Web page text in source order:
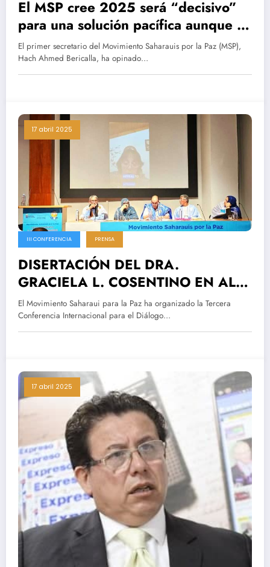
El MSP cree 2025 será “decisivo”
para una solución pacífica aunque el
Sáhara no sea una prioridad para
Trump
El primer secretario del Movimiento Saharauis por la Paz (MSP),
Hach Ahmed Bericalla, ha opinado…
17 abril 2025
III CONFERENCIA PRENSA
DISERTACIÓN DEL DRA.
GRACIELA L. COSENTINO EN AL
TERCERA CONFERENCIA
INTERNACIONAL POR EL
DIÁLOGO Y LA PAZ EN EL
El Movimiento Saharaui para la Paz ha organizado la Tercera
Conferencia Internacional para el Diálogo…
17 abril 2025